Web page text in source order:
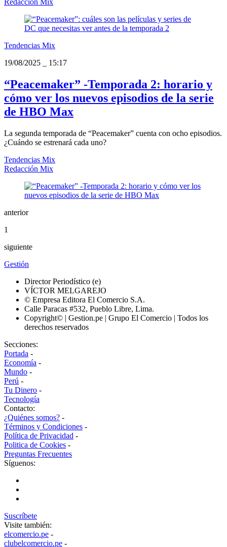
Redacción Mix
Tendencias Mix
19/08/2025
15:17
“Peacemaker” -Temporada 2: horario y
cómo ver los nuevos episodios de la serie
de HBO Max
La segunda temporada de “Peacemaker” cuenta con ocho episodios.
¿Cuándo se estrenará cada uno?
Tendencias Mix
Redacción Mix
anterior
1
siguiente
Gestión
Director Periodístico (e)
VÍCTOR MELGAREJO
© Empresa Editora El Comercio S.A.
Calle Paracas #532, Pueblo Libre, Lima.
Copyright© | Gestion.pe | Grupo El Comercio | Todos los
derechos reservados
Secciones:
Portada -
Economía -
Mundo -
Perú -
Tu Dinero -
Tecnología
Contacto:
¿Quiénes somos? -
Términos y Condiciones -
Política de Privacidad -
Politica de Cookies -
Preguntas Frecuentes
Síguenos:
Suscríbete
Visite también:
elcomercio.pe -
clubelcomercio.pe -